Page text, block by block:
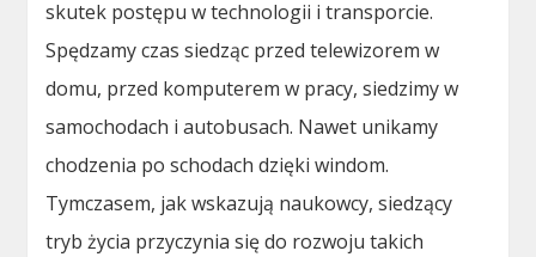
skutek postępu w technologii i transporcie.
Spędzamy czas siedząc przed telewizorem w
domu, przed komputerem w pracy, siedzimy w
samochodach i autobusach. Nawet unikamy
chodzenia po schodach dzięki windom.
Tymczasem, jak wskazują naukowcy, siedzący
tryb życia przyczynia się do rozwoju takich